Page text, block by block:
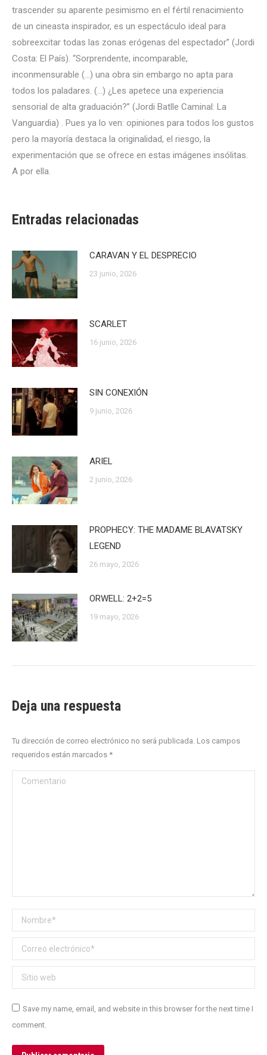
trascender su aparente pesimismo en el fértil renacimiento
de un cineasta inspirador, es un espectáculo ideal para
sobreexcitar todas las zonas erógenas del espectador” (Jordi
Costa: El País). “Sorprendente, incomparable,
inconmensurable (…) una obra sin embargo no apta para
todos los paladares. (…) ¿Les apetece una experiencia
sensorial de alta graduación?” (Jordi Batlle Caminal: La
Vanguardia) . Pues ya lo ven: opiniones para todos los gustos
pero la mayoría destaca la originalidad, el riesgo, la
experimentación que se ofrece en estas imágenes insólitas.
A por ella.
Entradas relacionadas
CARAVAN Y EL DESPRECIO
23 junio, 2026
SCARLET
16 junio, 2026
SIN CONEXIÓN
9 junio, 2026
ARIEL
2 junio, 2026
PROPHECY: THE MADAME BLAVATSKY
LEGEND
26 mayo, 2026
ORWELL: 2+2=5
19 mayo, 2026
Deja una respuesta
Tu dirección de correo electrónico no será publicada. Los campos
requeridos están marcados *
Comentario
Nombre *
Correo electrónico *
Sitio web
Save my name, email, and website in this browser for the next time I
comment.